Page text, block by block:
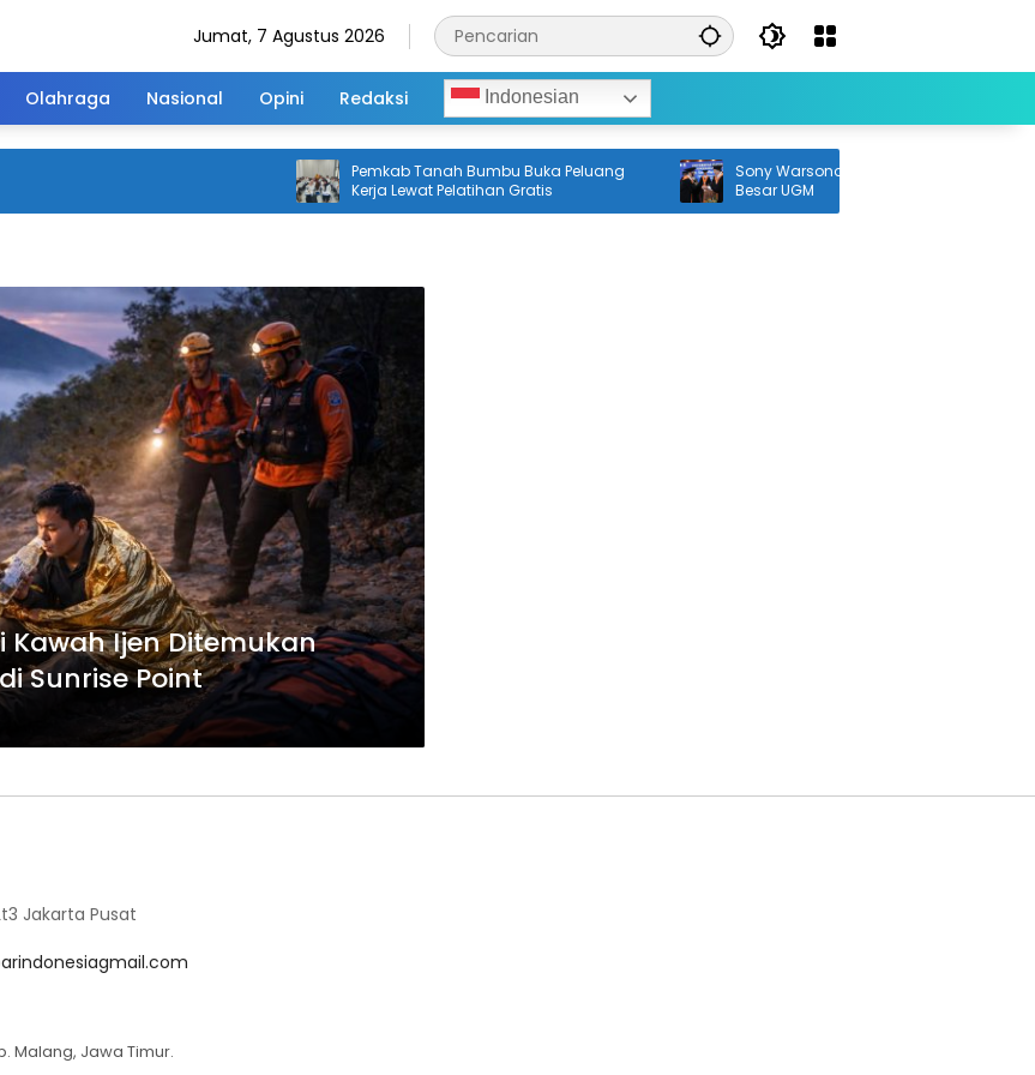
Jumat, 7 Agustus 2026
Olahraga Nasional Opini Redaksi Indonesian
Pemkab Tanah Bumbu Buka Peluang
Kerja Lewat Pelatihan Gratis
Sony Warsono Dikukuhkan sebagai Guru
Besar UGM
Kawah Ijen Ditemukan
Sunrise Point
Jakarta Pusat
Malang, Jawa Timur.